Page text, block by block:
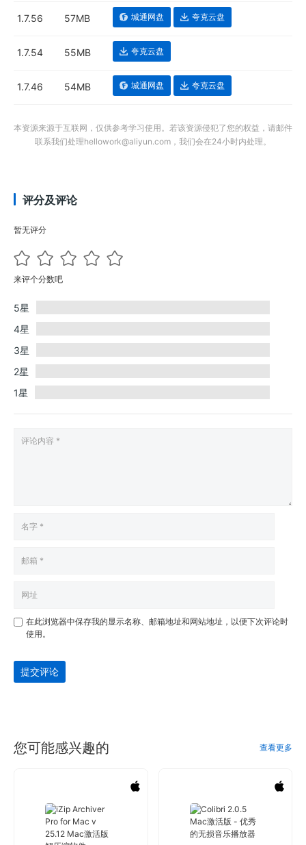
1.7.56 57MB 城通网盘 夸克云盘
1.7.54 55MB 夸克云盘
1.7.46 54MB 城通网盘 夸克云盘
本资源来源于互联网，仅供参考学习使用。若该资源侵犯了您的权益，请邮件
联系我们处理hellowork@aliyun.com，我们会在24小时内处理。
评分及评论
暂无评分
来评个分数吧
5星
4星
3星
2星
1星
在此浏览器中保存我的显示名称、邮箱地址和网站地址，以便下次评论时
使用。
提交评论
您可能感兴趣的 查看更多